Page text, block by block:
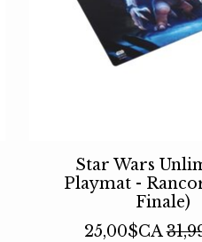
Star Wars
Playmat -
Finale)
25,00$CA